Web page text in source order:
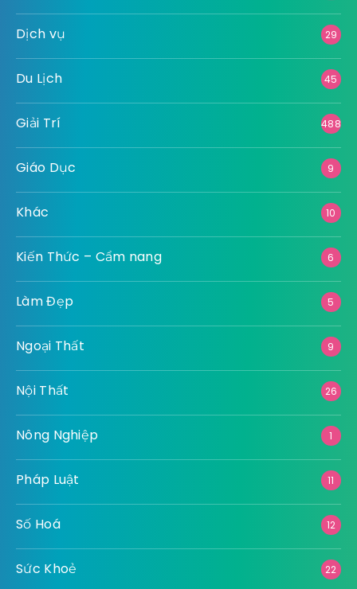
Dịch vụ 29
Du Lịch 45
Giải Trí 488
Giáo Dục 9
Khác 10
Kiến Thức – Cẩm nang 6
Làm Đẹp 5
Ngoại Thất 9
Nội Thất 26
Nông Nghiệp 1
Pháp Luật 11
Số Hoá 12
Sức Khoẻ 22